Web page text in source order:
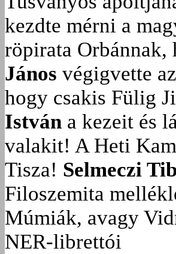
kezdte mérni a
röpirata
János végigvette
hogy csakis Fülig
István a kezeit és
valakit! A Heti
Tisza! Selmeczi
Filoszemita
Múmiák, avagy
NER-librettói